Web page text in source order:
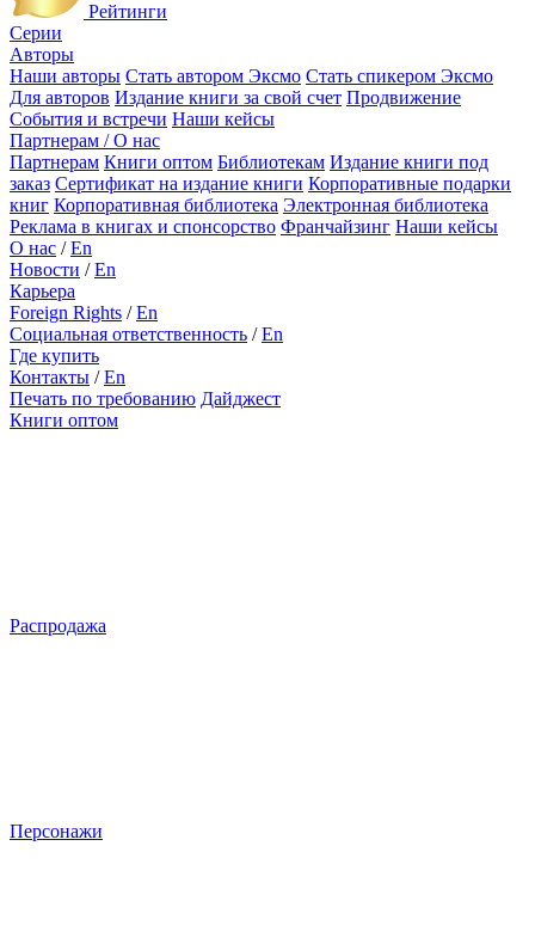
Рейтинги
Серии
Авторы
Наши авторы Стать автором Эксмо Стать спикером Эксмо
Для авторов Издание книги за свой счет Продвижение
События и встречи Наши кейсы
Партнерам / О нас
Партнерам Книги оптом Библиотекам Издание книги под
заказ Сертификат на издание книги Корпоративные подарки
книг Корпоративная библиотека Электронная библиотека
Реклама в книгах и спонсорство Франчайзинг Наши кейсы
О нас /En
Новости /En
Карьера
Foreign Rights /En
Социальная ответственность /En
Где купить
Контакты /En
Печать по требованию Дайджест
Книги оптом
Распродажа
Персонажи